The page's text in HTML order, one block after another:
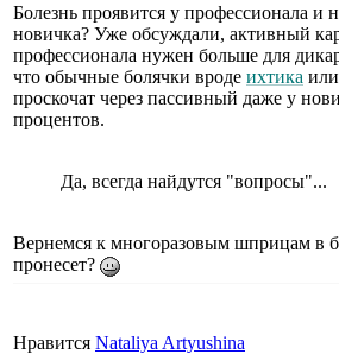
Болезнь проявится у профессионала и
новичка? Уже обсуждали, активный
профессионала нужен больше для
что обычные болячки вроде ихтика
проскочат через пассивный даже у
процентов.
Да, всегда найдутся "вопросы"...
Вернемся к многоразовым шприцам в
пронесет?
Нравится Nataliya Artyushina